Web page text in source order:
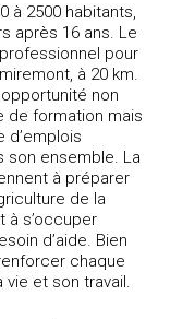
à 2500 habitants,
après 16 ans. Le
pour
à 20 km.
non
de formation mais
d’emplois
son ensemble. La
à préparer
de la
à s’occuper
d’aide. Bien
chaque
et son travail.